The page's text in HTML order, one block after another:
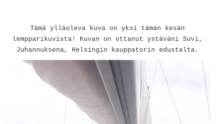
Tämä ylläoleva kuva on yksi tämän kesän
lempparikuvista! Kuvan on ottanut ystäväni Suvi,
Juhannuksena, Helsingin kauppatorin edustalta.